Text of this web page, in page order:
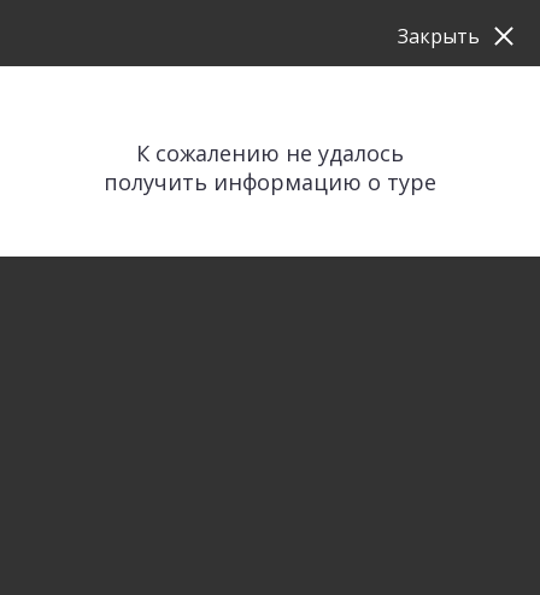
К сожалению не удалось
получить информацию о туре
Закрыть